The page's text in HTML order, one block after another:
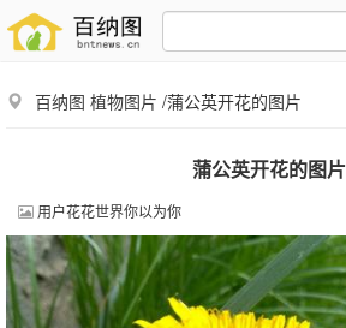
百纳图 植物图片 /蒲公英开花的图片
蒲公英开花的图片
用户花花世界你以为你